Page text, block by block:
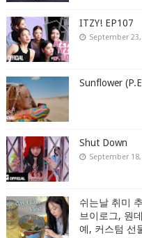
ITZY! EP107
September 23,
Sunflower
Shut Down
September 18,
쉬는날 취미
브이로그, 원
예, 커스텀 선